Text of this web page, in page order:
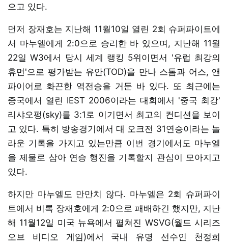
으고 있다.
먼저 장재호는 지난해 11월10일 열린 2회 슈퍼파이트에
서 마누엘에게 2:0으로 승리한 바 있으며, 지난해 11월
22일 W3에서 당시 세계 랭킹 5위이면서 '유럽 최강의
휴먼'으로 평가받는 유안(TOD)을 만나 스톰과 어스, 앤
파이어로 화끈한 역전승을 거둔 바 있다. 또 최근에는
중국에서 열린 IEST 2006이라는 대회에서 '중국 최강'
리샤오펑(sky)를 3:1로 이기면서 최고의 컨디션을 보이
고 있다. 특히 방송경기에서 대 오크전 31연승이라는 놀
라운 기록을 가지고 있는만큼 이번 경기에서도 마누엘
을 제물로 삼아 연승 행진을 기록할지 관심이 모아지고
있다.
하지만 마누엘도 만만치 않다. 마누엘은 2회 슈퍼파이
트에서 비록 장재호에게 2:0으로 패배하긴 했지만, 지난
해 11월12일 미국 뉴욕에서 펼쳐진 WSVG(월드 시리즈
오브 비디오 게임)에서 국내 유명 선수인 천정희